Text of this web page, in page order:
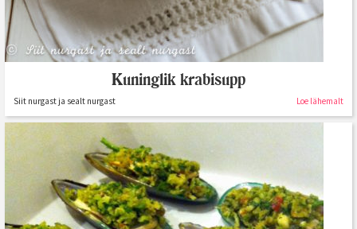
Kuninglik krabisupp
Siit nurgast ja sealt nurgast Loe lähemalt